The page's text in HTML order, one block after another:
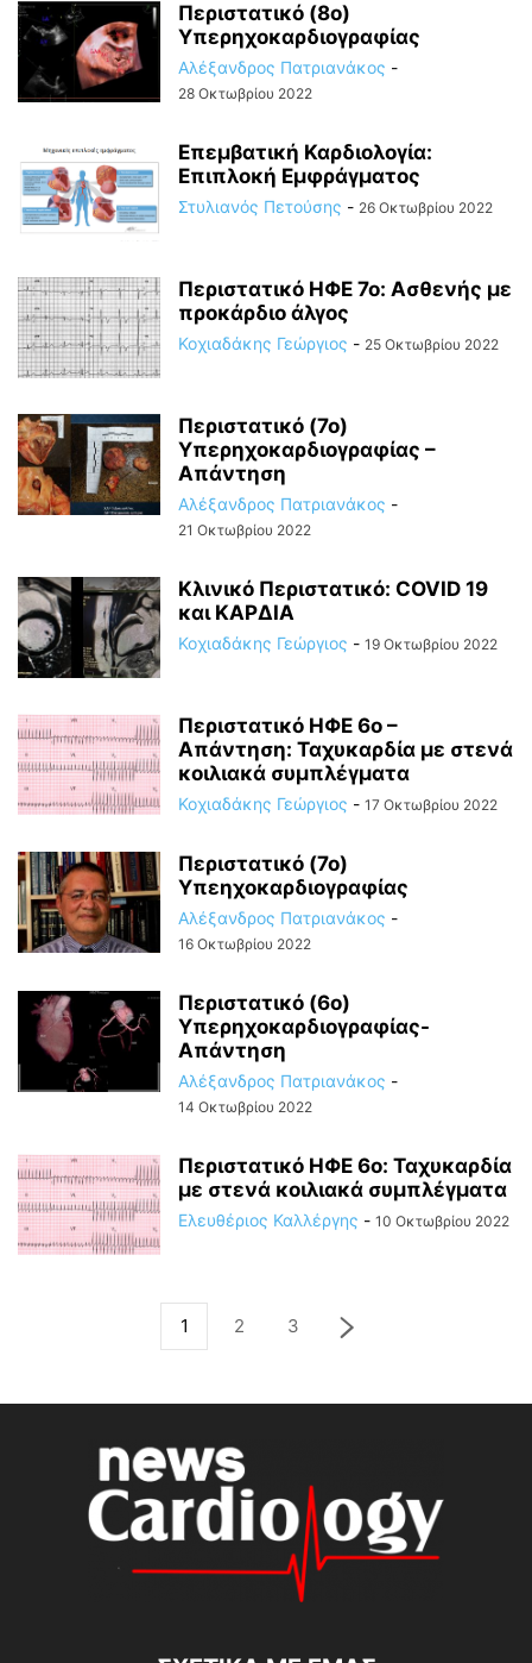
Περιστατικό (8ο)
Υπερηχοκαρδιογραφίας
Αλέξανδρος Πατριανάκος -
28 Οκτωβρίου 2022
Επεμβατική Καρδιολογία:
Επιπλοκή Εμφράγματος
Στυλιανός Πετούσης - 26 Οκτωβρίου 2022
Περιστατικό ΗΦΕ 7ο: Ασθενής με
προκάρδιο άλγος
Κοχιαδάκης Γεώργιος - 25 Οκτωβρίου 2022
Περιστατικό (7ο)
Υπερηχοκαρδιογραφίας –
Απάντηση
Αλέξανδρος Πατριανάκος -
21 Οκτωβρίου 2022
Κλινικό Περιστατικό: COVID 19
και ΚΑΡΔΙΑ
Κοχιαδάκης Γεώργιος - 19 Οκτωβρίου 2022
Περιστατικό ΗΦΕ 6ο –
Απάντηση: Ταχυκαρδία με στενά
κοιλιακά συμπλέγματα
Κοχιαδάκης Γεώργιος - 17 Οκτωβρίου 2022
Περιστατικό (7ο)
Υπεηχοκαρδιογραφίας
Αλέξανδρος Πατριανάκος -
16 Οκτωβρίου 2022
Περιστατικό (6ο)
Υπερηχοκαρδιογραφίας-
Απάντηση
Αλέξανδρος Πατριανάκος -
14 Οκτωβρίου 2022
Περιστατικό ΗΦΕ 6ο: Ταχυκαρδία
με στενά κοιλιακά συμπλέγματα
Ελευθέριος Καλλέργης - 10 Οκτωβρίου 2022
1 2 3